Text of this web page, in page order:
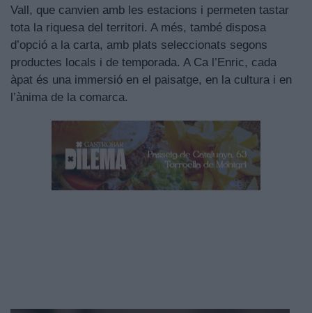
Vall, que canvien amb les estacions i permeten tastar
tota la riquesa del territori. A més, també disposa
d’opció a la carta, amb plats seleccionats segons
productes locals i de temporada. A Ca l’Enric, cada
àpat és una immersió en el paisatge, en la cultura i en
l’ànima de la comarca.